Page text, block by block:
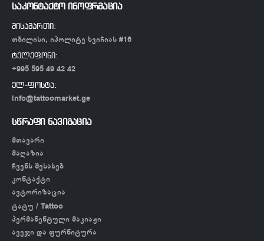
საკონტაქტო ინოფრმაცია
მისამართი:
თბილისი, იპოლიტე ხვიჩიას #16
ტელეფონი:
+995 595 49 42 42
ელ-ფოსტა:
info@tattoomarket.ge
სწრაფი ნავიგაცია
მთავარი
მაღაზია
ჩვენს შესახებ
კონტაქტი
ავტორიზაცია
ტატუ / Tattoo
პერმანენტული მაკიაჟი
ავეჯი და ფურნიტურა